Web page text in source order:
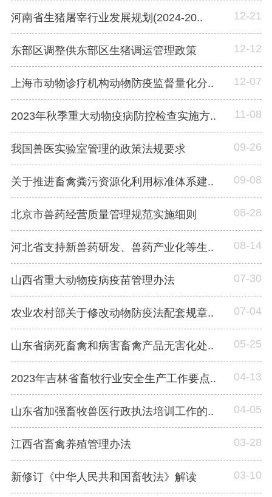
河南省生猪屠宰行业发展规划(2024-20.. 12-21
东部区调整供东部区生猪调运管理政策 12-12
上海市动物诊疗机构动物防疫监督量化分.. 12-07
2023年秋季重大动物疫病防控检查实施方.. 11-08
我国兽医实验室管理的政策法规要求 09-26
关于推进畜禽粪污资源化利用标准体系建.. 09-08
北京市兽药经营质量管理规范实施细则 08-28
河北省支持新兽药研发、兽药产业化等生.. 08-14
山西省重大动物疫病疫苗管理办法 07-30
农业农村部关于修改动物防疫法配套规章.. 07-04
山东省病死畜禽和病害畜禽产品无害化处.. 05-25
2023年吉林省畜牧行业安全生产工作要点.. 04-13
山东省加强畜牧兽医行政执法培训工作的.. 04-05
江西省畜禽养殖管理办法 03-28
新修订《中华人民共和国畜牧法》解读 03-10